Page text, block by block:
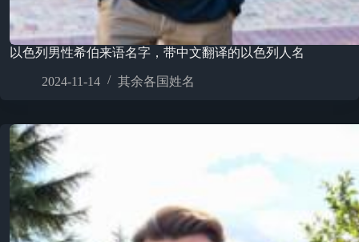
以色列男性希伯来语名字，带中文翻译的以色列人名
2024-11-14 其余各国姓名